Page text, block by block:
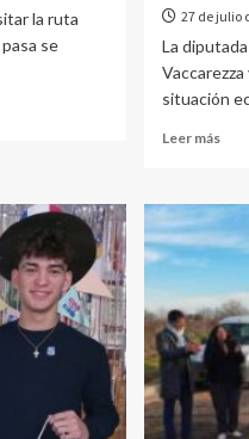
la ruta
se
27 de julio
La
situación
Leer más